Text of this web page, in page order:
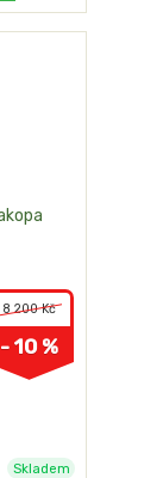
8 200 Kč
- 10 %
Skladem